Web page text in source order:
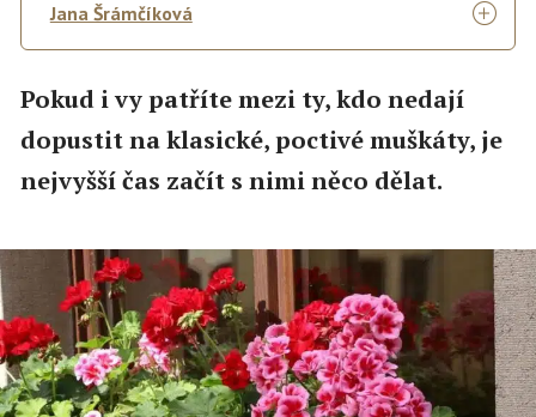
Jana Šrámčíková
Pokud i vy patříte mezi ty, kdo nedají
dopustit na klasické, poctivé muškáty, je
nejvyšší čas začít s nimi něco dělat.